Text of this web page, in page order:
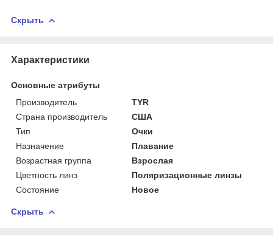
Скрыть
Характеристики
Основные атрибуты
Производитель
TYR
Страна производитель
США
Тип
Очки
Назначение
Плавание
Возрастная группа
Взрослая
Цветность линз
Поляризационные линзы
Состояние
Новое
Скрыть